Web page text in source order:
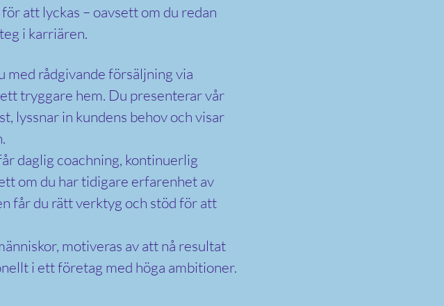
att lyckas – oavsett om du redan
i karriären.
med rådgivande försäljning via
tryggare hem. Du presenterar vår
lyssnar in kundens behov och visar
daglig coachning, kontinuerlig
om du har tidigare erfarenhet av
får du rätt verktyg och stöd för att
motiveras av att nå resultat
i ett företag med höga ambitioner.